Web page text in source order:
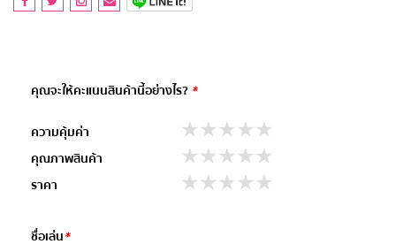
คุณจะให้คะแนนสินค้านี้อย่างไร? *
ความคุ้มค่า stars
stars
stars
stars
คุณภาพสินค้า stars
stars
stars
stars
ราคา stars
stars
stars
stars
ชื่อเล่น*